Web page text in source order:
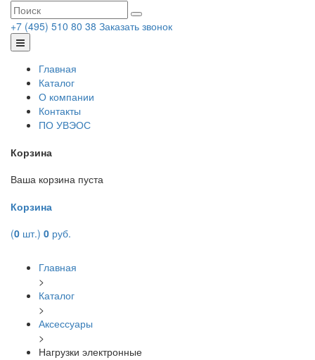
+7 (495) 510 80 38 Заказать звонок
Главная
Каталог
О компании
Контакты
ПО УВЭОС
Корзина
Ваша корзина пуста
Корзина
(0 шт.) 0 руб.
Главная
>
Каталог
>
Аксессуары
>
Нагрузки электронные